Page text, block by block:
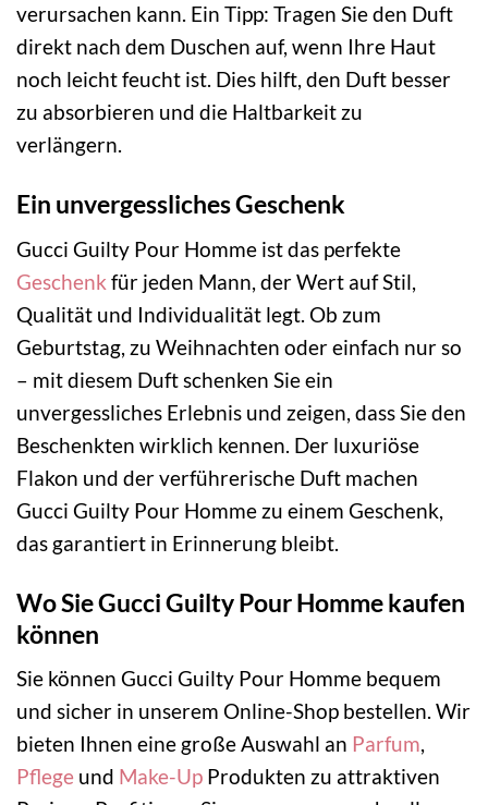
verursachen kann. Ein Tipp: Tragen Sie den Duft
direkt nach dem Duschen auf, wenn Ihre Haut
noch leicht feucht ist. Dies hilft, den Duft besser
zu absorbieren und die Haltbarkeit zu
verlängern.
Ein unvergessliches Geschenk
Gucci Guilty Pour Homme ist das perfekte
Geschenk für jeden Mann, der Wert auf Stil,
Qualität und Individualität legt. Ob zum
Geburtstag, zu Weihnachten oder einfach nur so
– mit diesem Duft schenken Sie ein
unvergessliches Erlebnis und zeigen, dass Sie den
Beschenkten wirklich kennen. Der luxuriöse
Flakon und der verführerische Duft machen
Gucci Guilty Pour Homme zu einem Geschenk,
das garantiert in Erinnerung bleibt.
Wo Sie Gucci Guilty Pour Homme kaufen
können
Sie können Gucci Guilty Pour Homme bequem
und sicher in unserem Online-Shop bestellen. Wir
bieten Ihnen eine große Auswahl an Parfum,
Pflege und Make-Up Produkten zu attraktiven